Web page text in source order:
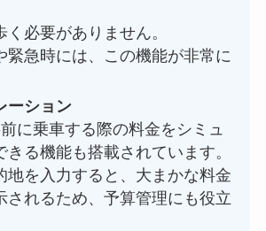
必要がありません。
緊急時には、この機能が非常に
ーション
に乗車する際の料金をシミュ
きる機能も搭載されています。
地を入力すると、大まかな料金
されるため、予算管理にも役立